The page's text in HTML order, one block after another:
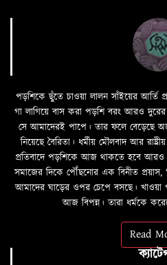
পড়শিকে ছুঁতে চাওয়া লালন সাঁইয়ের আর্তি
গা লাগিয়ে বাস করা পড়শি বরং আরও দুরের
সে আমাদেরই পাপে। তার ফলে বেড়েছে
নিয়েছে বৈরিতা। ধর্মীয় মৌলবাদ আর
প্রতিবাদে পড়শিকে আজ থাকতে হবে আরও
সমাজের দিকে পৌঁছনোর এক বিনীত প্রয়াস,
আমাদের ঘাড়ের ওপর চেপে বসছে।
আজ বিপন্ন। তারা ধর্মকে
Read